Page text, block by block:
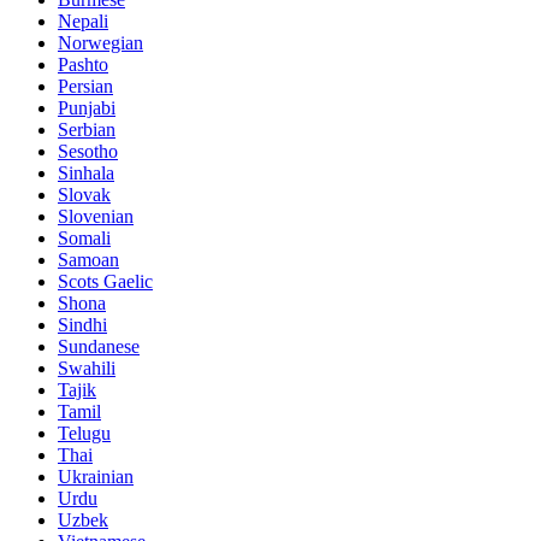
Nepali
Norwegian
Pashto
Persian
Punjabi
Serbian
Sesotho
Sinhala
Slovak
Slovenian
Somali
Samoan
Scots Gaelic
Shona
Sindhi
Sundanese
Swahili
Tajik
Tamil
Telugu
Thai
Ukrainian
Urdu
Uzbek